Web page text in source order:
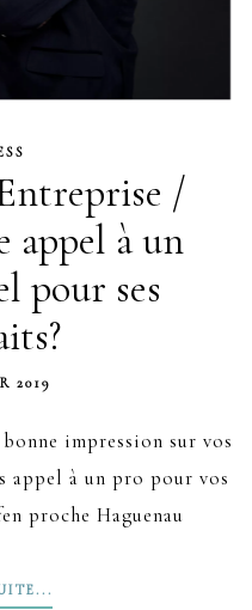
/
appel à un
pour ses
2019
impression sur vos
appel à un pro pour vos
proche Haguenau